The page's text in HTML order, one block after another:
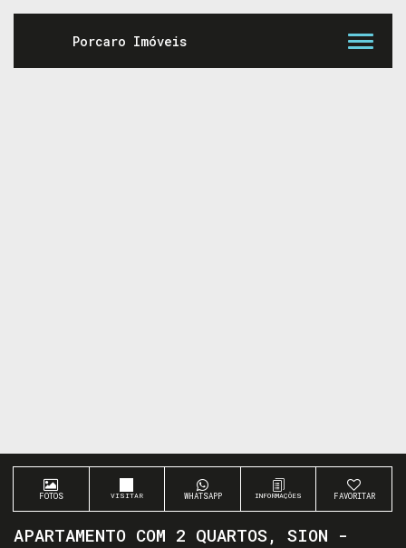
FOTOS WHATSAPP FAVORITAR
APARTAMENTO COM 2 QUARTOS, SION -